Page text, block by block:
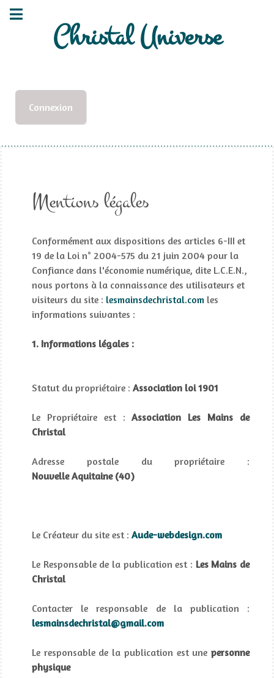
Christal Universe
Connexion
Mentions légales
Conformément aux dispositions des articles 6-III et
19 de la Loi n° 2004-575 du 21 juin 2004 pour la
Confiance dans l'économie numérique, dite L.C.E.N.,
nous portons à la connaissance des utilisateurs et
visiteurs du site : lesmainsdechristal.com les
informations suivantes :
1. Informations légales :
Statut du propriétaire : Association loi 1901
Le Propriétaire est :Association Les Mains de
Christal
Adresse postale du propriétaire :
Nouvelle Aquitaine (40)
Le Créateur du site est : Aude-webdesign.com
Le Responsable de la publication est : Les Mains de
Christal
Contacter le responsable de la publication :
lesmainsdechristal@gmail.com
Le responsable de la publication est une personne
physique